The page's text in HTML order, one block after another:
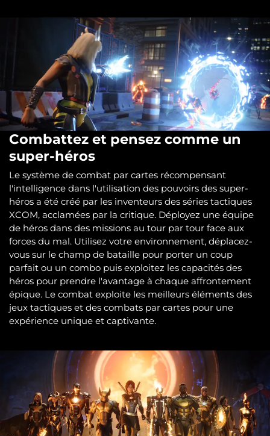
Combattez et pensez comme un
super-héros
Le système de combat par cartes récompensant
l'intelligence dans l'utilisation des pouvoirs des super-
héros a été créé par les inventeurs des séries tactiques
XCOM, acclamées par la critique. Déployez une équipe
de héros dans des missions au tour par tour face aux
forces du mal. Utilisez votre environnement, déplacez-
vous sur le champ de bataille pour porter un coup
parfait ou un combo puis exploitez les capacités des
héros pour prendre l'avantage à chaque affrontement
épique. Le combat exploite les meilleurs éléments des
jeux tactiques et des combats par cartes pour une
expérience unique et captivante.